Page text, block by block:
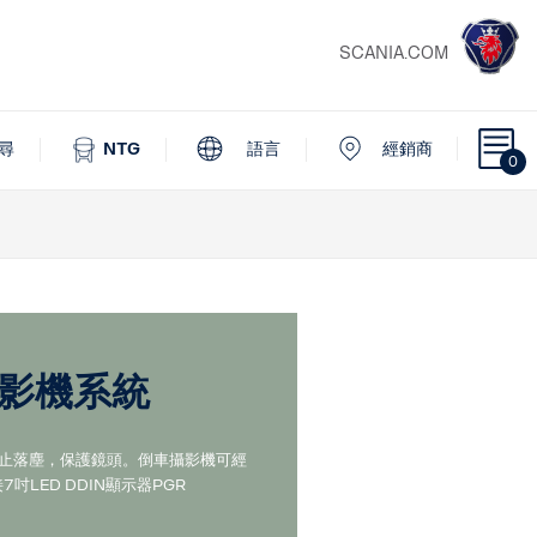
SCANIA.COM
0
NTG 語言 經銷商
機系統
落塵，保護鏡頭。倒車攝影機可經
吋LED DDIN顯示器PGR